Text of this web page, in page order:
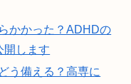
かかった？ADHDの
開します
う備える？高専に